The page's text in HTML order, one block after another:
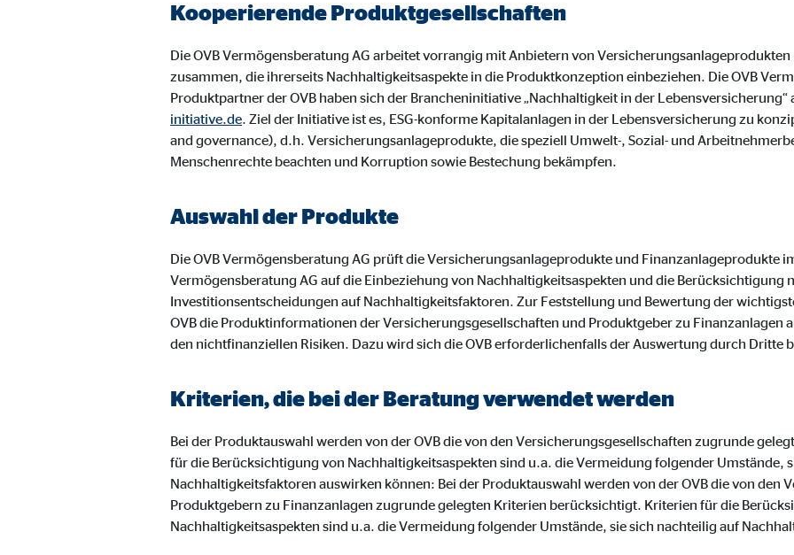
Kooperierende Produktgesellschaften
Die OVB Vermögensberatung AG arbeitet vorrangig mit Anbietern von
zusammen, die ihrerseits Nachhaltigkeitsaspekte in die Produktkonzeption einbeziehen. Die OVB
Produktpartner der OVB haben sich der Brancheninitiative „Nachhaltigkeit in der Lebensversicherung“
initiative.de. Ziel der Initiative ist es, ESG-konforme Kapitalanlagen in der Lebensversicherung zu
and governance), d.h. Versicherungsanlageprodukte, die speziell Umwelt-, Sozial- und
Menschenrechte beachten und Korruption sowie Bestechung bekämpfen.
Auswahl der Produkte
Die OVB Vermögensberatung AG prüft die Versicherungsanlageprodukte und Finanzanlageprodukte
Vermögensberatung AG auf die Einbeziehung von Nachhaltigkeitsaspekten und die Berücksichtigung
Investitionsentscheidungen auf Nachhaltigkeitsfaktoren. Zur Feststellung und Bewertung der
OVB die Produktinformationen der Versicherungsgesellschaften und Produktgeber zu Finanzanlagen
den nichtfinanziellen Risiken. Dazu wird sich die OVB erforderlichenfalls der Auswertung durch Dritte
Kriterien, die bei der Beratung verwendet werden
Bei der Produktauswahl werden von der OVB die von den Versicherungsgesellschaften zugrunde
für die Berücksichtigung von Nachhaltigkeitsaspekten sind u.a. die Vermeidung folgender Umstände,
Nachhaltigkeitsfaktoren auswirken können: Bei der Produktauswahl werden von der OVB die von den
Produktgebern zu Finanzanlagen zugrunde gelegten Kriterien berücksichtigt. Kriterien für die
Nachhaltigkeitsaspekten sind u.a. die Vermeidung folgender Umstände, sie sich nachteilig auf
Zweck: Darstellung des Bewertungssiegel
Cookie Laufzeit: 30 Tage
vimeoplayer
Einbinden von Videos